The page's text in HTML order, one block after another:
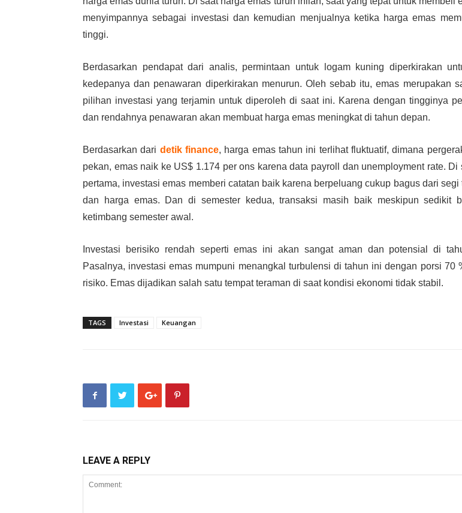
menyimpannya sebagai investasi dan kemudian menjualnya ketika harga emas
tinggi.
Berdasarkan pendapat dari analis, permintaan untuk logam kuning diperkirakan
kedepanya dan penawaran diperkirakan menurun. Oleh sebab itu, emas merupakan
pilihan investasi yang terjamin untuk diperoleh di saat ini. Karena dengan tingginya
dan rendahnya penawaran akan membuat harga emas meningkat di tahun depan.
Berdasarkan dari detik finance, harga emas tahun ini terlihat fluktuatif, dimana
pekan, emas naik ke US$ 1.174 per ons karena data payroll dan unemployment rate. Di
pertama, investasi emas memberi catatan baik karena berpeluang cukup bagus dari segi
dan harga emas. Dan di semester kedua, transaksi masih baik meskipun sedikit
ketimbang semester awal.
Investasi berisiko rendah seperti emas ini akan sangat aman dan potensial di
Pasalnya, investasi emas mumpuni menangkal turbulensi di tahun ini dengan porsi 70
risiko. Emas dijadikan salah satu tempat teraman di saat kondisi ekonomi tidak stabil.
TAGS Investasi Keuangan
LEAVE A REPLY